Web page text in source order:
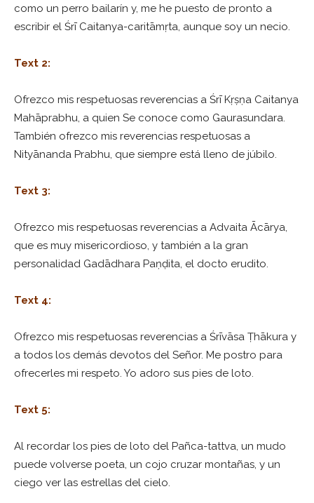
como un perro bailarín y, me he puesto de pronto a
escribir el Śrī Caitanya-caritāmṛta, aunque soy un necio.
Text 2:
Ofrezco mis respetuosas reverencias a Śrī Kṛṣṇa Caitanya
Mahāprabhu, a quien Se conoce como Gaurasundara.
También ofrezco mis reverencias respetuosas a
Nityānanda Prabhu, que siempre está lleno de júbilo.
Text 3:
Ofrezco mis respetuosas reverencias a Advaita Ācārya,
que es muy misericordioso, y también a la gran
personalidad Gadādhara Paṇḍita, el docto erudito.
Text 4:
Ofrezco mis respetuosas reverencias a Śrīvāsa Ṭhākura y
a todos los demás devotos del Señor. Me postro para
ofrecerles mi respeto. Yo adoro sus pies de loto.
Text 5:
Al recordar los pies de loto del Pañca-tattva, un mudo
puede volverse poeta, un cojo cruzar montañas, y un
ciego ver las estrellas del cielo.